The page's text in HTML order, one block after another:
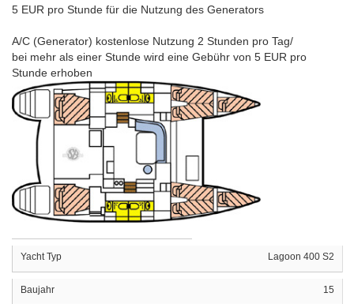
5 EUR pro Stunde für die Nutzung des Generators
A/C (Generator) kostenlose Nutzung 2 Stunden pro Tag/
bei mehr als einer Stunde wird eine Gebühr von 5 EUR pro
Stunde erhoben
Yacht Typ Lagoon 400 S2
Baujahr 15